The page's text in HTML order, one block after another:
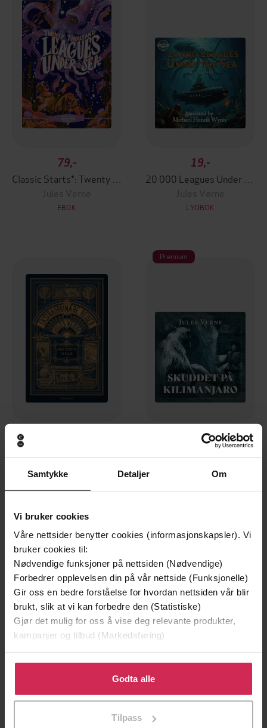
Samtykke Detaljer Om
Vi bruker cookies
Våre nettsider benytter cookies (informasjonskapsler). Vi
bruker cookies til:
Nødvendige funksjoner på nettsiden (Nødvendige)
Forbedrer opplevelsen din på vår nettside (Funksjonelle)
Gir oss en bedre forståelse for hvordan nettsiden vår blir
brukt, slik at vi kan forbedre den (Statistiske)
Gjør det mulig for oss å vise deg relevante produkter,
kampanjer og tilbud (Markedsføring)
Klikk på «Godta alle» for å gi oss ditt samtykke til å
bruke cookies for alle disse formålene. Du kan også
tilpasse ditt samtykke til spesifikke formål ved å klikke
Godta alle
Tilpass
79,-
Jules Verne
EBOK
19,-
Jules Verne
LYDBOK
Premium
399,-
Skuddet på Kilimajaro
Premium Premium